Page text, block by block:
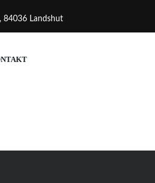
84036 Landshut